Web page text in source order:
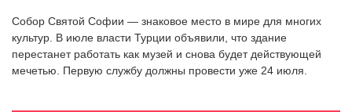
Собор Святой Софии — знаковое место в мире для многих
культур. В июле власти Турции объявили, что здание
перестанет работать как музей и снова будет действующей
мечетью. Первую службу должны провести уже 24 июля.